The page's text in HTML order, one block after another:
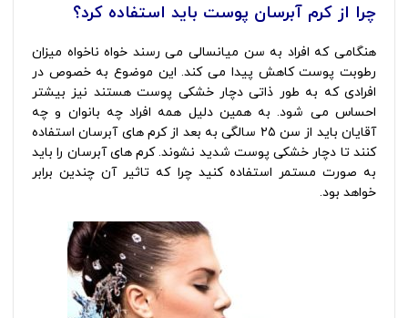
چرا از کرم آبرسان پوست باید استفاده کرد؟
هنگامی که افراد به سن میانسالی می رسند خواه ناخواه میزان
رطوبت پوست کاهش پیدا می کند. این موضوع به خصوص در
افرادی که به طور ذاتی دچار خشکی پوست هستند نیز بیشتر
احساس می شود. به همین دلیل همه افراد چه بانوان و چه
آقایان باید از سن ۲۵ سالگی به بعد از کرم های آبرسان استفاده
کنند تا دچار خشکی پوست شدید نشوند. کرم های آبرسان را باید
به صورت مستمر استفاده کنید چرا که تاثیر آن چندین برابر
خواهد بود.